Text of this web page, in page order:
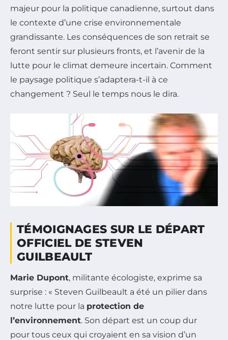
majeur pour la politique canadienne, surtout dans
le contexte d’une crise environnementale
grandissante. Les conséquences de son retrait se
feront sentir sur plusieurs fronts, et l’avenir de la
lutte pour le climat demeure incertain. Comment
le paysage politique s’adaptera-t-il à ce
changement ? Seul le temps nous le dira.
TÉMOIGNAGES SUR LE DÉPART
OFFICIEL DE STEVEN
GUILBEAULT
Marie Dupont, militante écologiste, exprime sa
surprise : « Steven Guilbeault a été un pilier dans
notre lutte pour la protection de
l’environnement. Son départ est un coup dur
pour tous ceux qui croyaient en sa vision d’un